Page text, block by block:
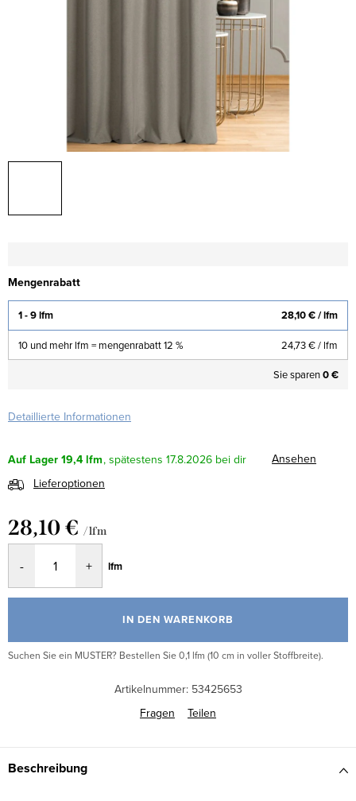
Mengenrabatt
1 - 9 lfm 28,10 €/ lfm
10 und mehr lfm = mengenrabatt 12 % 24,73 €/ lfm
Sie sparen0 €
Detaillierte Informationen
Auf Lager19,4 lfm 17.8.2026
Ansehen
Lieferoptionen
28,10 € / lfm
lfm
IN DEN WARENKORB
Suchen Sie ein MUSTER? Bestellen Sie 0,1 lfm (10 cm in voller Stoffbreite).
Artikelnummer: 53425653
Fragen
Teilen
Beschreibung